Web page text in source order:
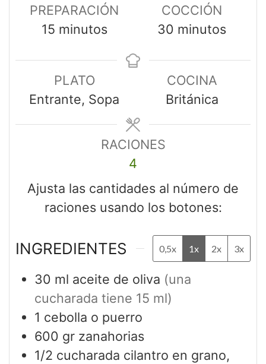
PREPARACIÓN
15 minutos
COCCIÓN
30 minutos
PLATO
Entrante, Sopa
COCINA
Británica
RACIONES
4
Ajusta las cantidades al número de
raciones usando los botones:
INGREDIENTES 0,5x 1x 2x 3x
30 ml aceite de oliva (una
cucharada tiene 15 ml)
1 cebolla o puerro
600 gr zanahorias
1/2 cucharada cilantro en grano,